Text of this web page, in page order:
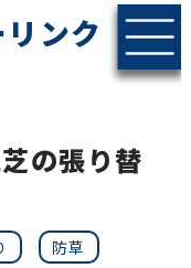
ンク
の張り替
防草